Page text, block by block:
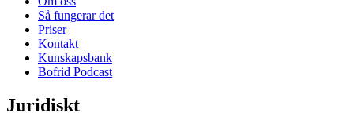
Så fungerar det
Priser
Kontakt
Kunskapsbank
Bofrid Podcast
Juridiskt